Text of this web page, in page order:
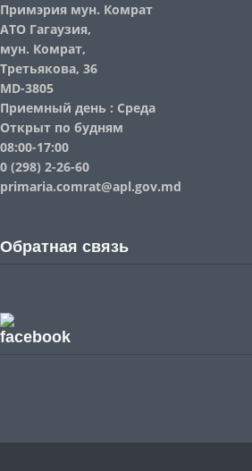
Примэрия мун. Комрат
АТО Гагаузия,
мун. Комрат,
Третьякова, 36
MD-3805
Приемный день : Среда
Открыт по будням
08:00-17:00
0 (298) 2-26-60
primaria.comrat@apl.gov.md
Обратная связь
facebook